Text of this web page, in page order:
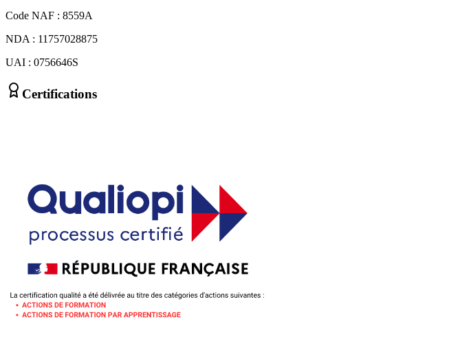
Code NAF : 8559A
NDA : 11757028875
UAI : 0756646S
Certifications